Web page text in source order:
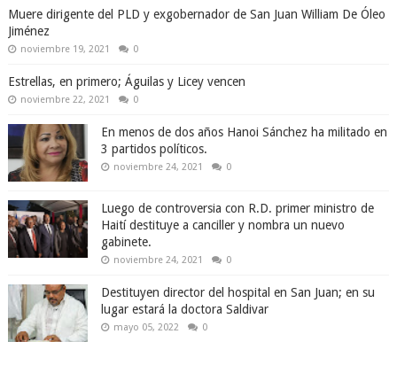
Muere dirigente del PLD y exgobernador de San Juan William De Óleo
Jiménez
noviembre 19, 2021 0
Estrellas, en primero; Águilas y Licey vencen
noviembre 22, 2021 0
En menos de dos años Hanoi Sánchez ha militado en
3 partidos políticos.
noviembre 24, 2021 0
Luego de controversia con R.D. primer ministro de
Haití destituye a canciller y nombra un nuevo
gabinete.
noviembre 24, 2021 0
Destituyen director del hospital en San Juan; en su
lugar estará la doctora Saldivar
mayo 05, 2022 0